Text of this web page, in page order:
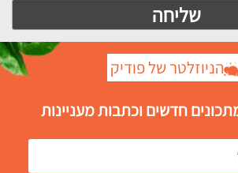
הניוזלטר של פודיק
חדשים וכתבות מעניינות